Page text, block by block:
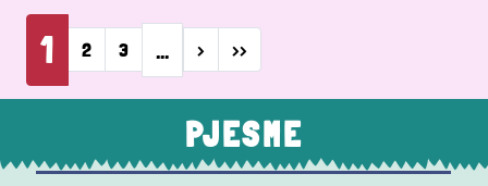
Pagination
1 2 3 … › Next page
››
PJESME